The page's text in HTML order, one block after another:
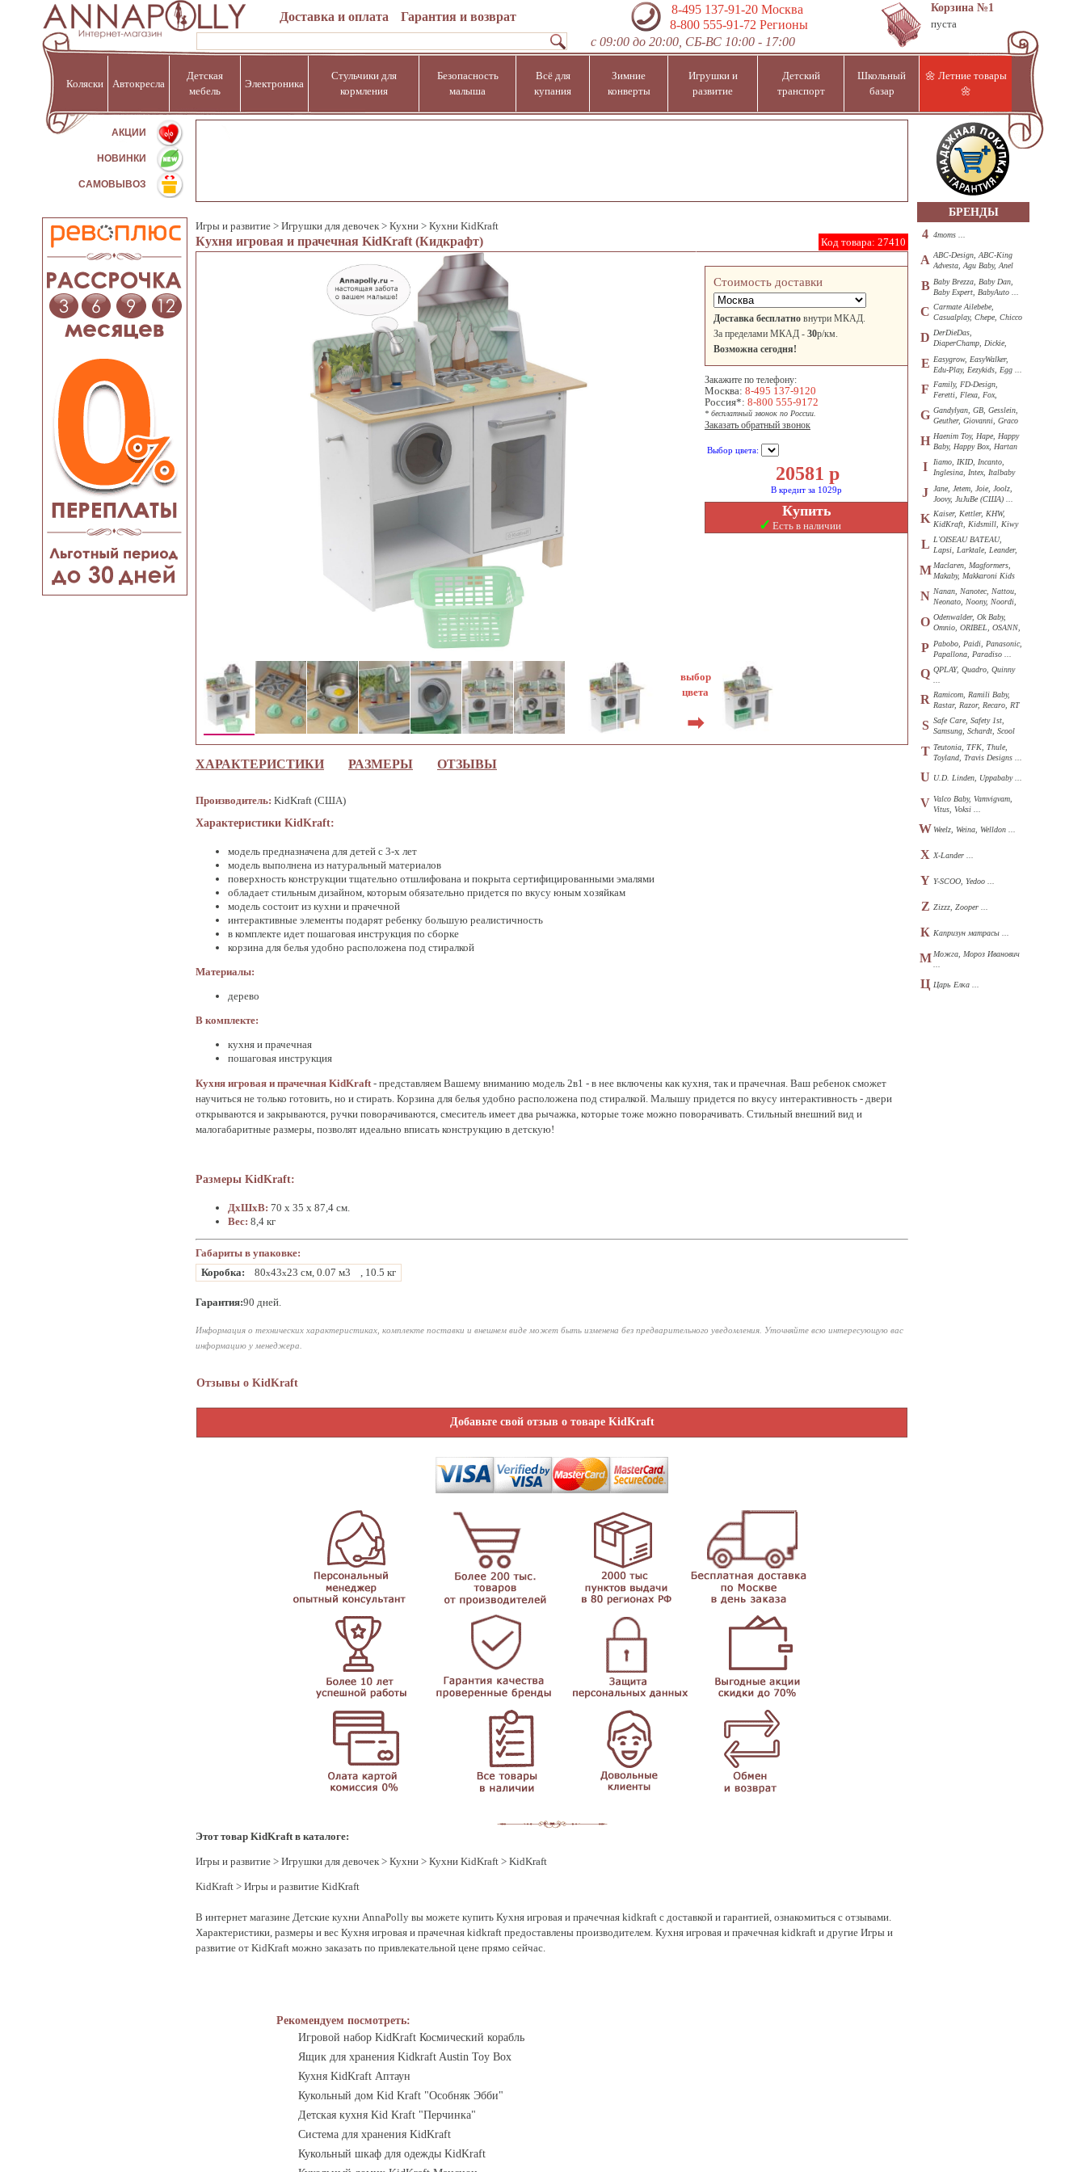
Доставка и оплата Гарантия и возврат
8-495 137-91-20Москва
8-800 555-91-72 Регионы
с 09:00 до 20:00, СБ-ВС 10:00 - 17:00
Корзина №1
пуста
Коляски Автокресла
Детская
мебель
Электроника
Стульчики для
кормления
Безопасность
малыша
Всё для
купания
Зимние
конверты
Игрушки и
развитие
Детский
транспорт
Школьный
базар
🌼 Летние товары
🌼
АКЦИИ %
НОВИНКИ
САМОВЫВОЗ
Игры и развитие > Игрушки для девочек > Кухни > Кухни KidKraft
Код товара: 27410
Кухня игровая и прачечная KidKraft (Кидкрафт)
Стоимость доставки
Доставка бесплатно внутри МКАД.
За пределами МКАД - 30р/км.
Возможна сегодня!
Закажите по телефону:
Москва: 8-495 137-9120
Россия*: 8-800 555-9172
* бесплатный звонок по России.
Заказать обратный звонок
Выбор цвета:
20581 р
В кредит за 1029р
Купить
✓ Есть в наличии
выбор
цвета
➡
ХАРАКТЕРИСТИКИ РАЗМЕРЫ ОТЗЫВЫ
Производитель: KidKraft (США)
Характеристики KidKraft:
модель предназначена для детей с 3-х лет
модель выполнена из натуральный материалов
поверхность конструкции тщательно отшлифована и покрыта сертифицированными эмалями
обладает стильным дизайном, которым обязательно придется по вкусу юным хозяйкам
модель состоит из кухни и прачечной
интерактивные элементы подарят ребенку большую реалистичность
в комплекте идет пошаговая инструкция по сборке
корзина для белья удобно расположена под стиралкой
Материалы:
дерево
В комплекте:
кухня и прачечная
пошаговая инструкция
Кухня игровая и прачечная KidKraft- представляем Вашему вниманию модель 2в1 - в нее включены как кухня, так и прачечная. Ваш ребенок сможет
научиться не только готовить, но и стирать. Корзина для белья удобно расположена под стиралкой. Малышу придется по вкусу интерактивность - двери
открываются и закрываются, ручки поворачиваются, смеситель имеет два рычажка, которые тоже можно поворачивать. Стильный внешний вид и
малогабаритные размеры, позволят идеально вписать конструкцию в детскую!
Размеры KidKraft:
ДхШхВ: 70 x 35 x 87,4 см.
Вес: 8,4 кг
Габариты в упаковке:
Коробка:
80x43x23 см, 0.07 м3 , 10.5 кг
Гарантия:90 дней.
Информация о технических характеристиках, комплекте поставки и внешнем виде может быть изменена без предварительного уведомления. Уточняйте всю интересующую вас
информацию у менеджера.
Отзывы о KidKraft
Добавьте свой отзыв о товаре KidKraft
Этот товар KidKraft в каталоге:
Игры и развитие > Игрушки для девочек > Кухни > Кухни KidKraft > KidKraft
KidKraft > Игры и развитие KidKraft
В интернет магазине Детские кухни AnnaPolly вы можете купить Кухня игровая и прачечная kidkraft с доставкой и гарантией, ознакомиться с отзывами.
Характеристики, размеры и вес Кухня игровая и прачечная kidkraft предоставлены производителем. Кухня игровая и прачечная kidkraft и другие Игры и
развитие от KidKraft можно заказать по привлекательной цене прямо сейчас.
Рекомендуем посмотреть:
Игровой набор KidKraft Космический корабль
Ящик для хранения Kidkraft Austin Toy Box
Кухня KidKraft Аптаун
Кукольный дом Kid Kraft "Особняк Эбби"
Детская кухня Kid Kraft "Перчинка"
Система для хранения KidKraft
Кукольный шкаф для одежды KidKraft
БРЕНДЫ
4 4moms ...
A ABC-Design, ABC-King
Advesta, Agu Baby, Anel
B Baby Brezza, Baby Dan,
Baby Expert, BabyAuto ...
C Carmate Ailebebe,
Casualplay, Chepe, Chicco
D DerDieDas,
DiaperChamp, Dickie,
E Easygrow, EasyWalker,
Edu-Play, Eezykids, Egg ...
F
Family, FD-Design,
Feretti, Flexa, Fox,
G Gandylyan, GB, Gesslein,
Geuther, Giovanni, Graco
H Haenim Toy, Hape, Happy
Baby, Happy Box, Hartan
I
Iiamo, IKID, Incanto,
Inglesina, Intex, Italbaby
J
Jane, Jetem, Joie, Joolz,
Joovy, JuJuBe (США) ...
K Kaiser, Kettler, KHW,
KidKraft, Kidsmill, Kiwy
L L'OISEAU BATEAU,
Lapsi, Larktale, Leander,
M Maclaren, Magformers,
Makaby, Makkaroni Kids
N Nanan, Nanotec, Nattou,
Neonato, Noony, Noordi,
O Odenwalder, Ok Baby,
Omnio, ORIBEL, OSANN,
P Pabobo, Paidi, Panasonic,
Papallona, Paradiso ...
Q QPLAY, Quadro, Quinny
R Ramicom, Ramili Baby,
Rastar, Razor, Recaro, RT
S Safe Care, Safety 1st,
Samsung, Schardt, Scool
T Teutonia, TFK, Thule,
Toyland, Travis Designs ...
U U.D. Linden, Uppababy ...
V Valco Baby, Vamvigvam,
Vitus, Voksi ...
WWeelz, Weina, Welldon ...
X X-Lander ...
Y Y-SCOO, Yedoo ...
Z Zizzz, Zooper ...
К Капризун матрасы ...
М Можга, Мороз Иванович
Ц Царь Елка ...